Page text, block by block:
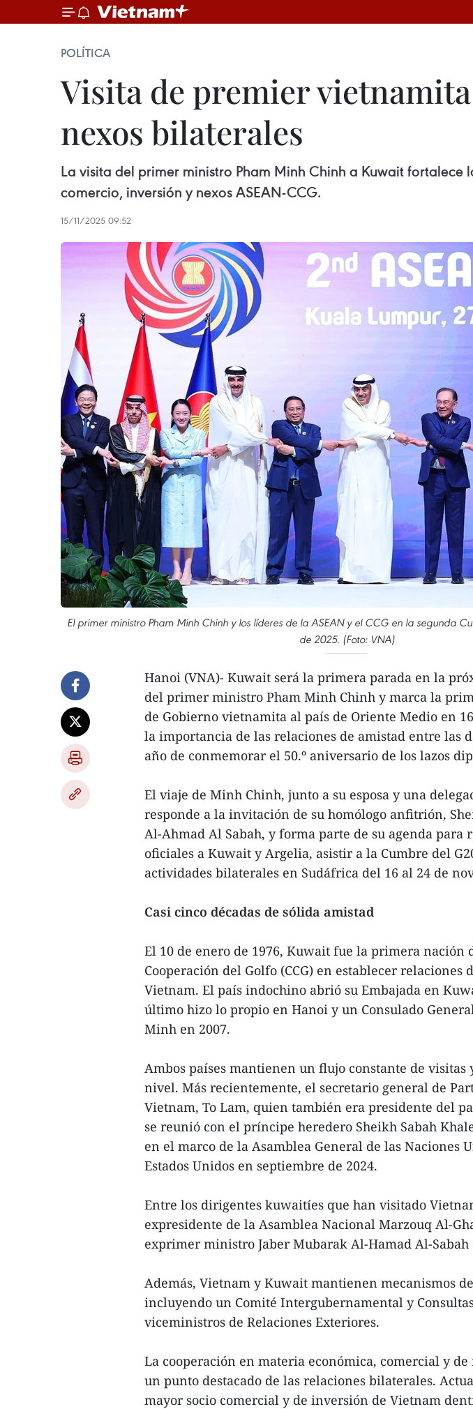
POLÍTICA
Visita de premier
nexos bilaterales
La visita del primer ministro Pham Minh Chinh a Kuwait
comercio, inversión y nexos ASEAN-CCG.
15/11/2025 09:52
El primer ministro Pham Minh Chinh y los líderes de la ASEAN y el CCG en la segunda
de 2025. (Foto: VNA)
Hanoi (VNA)- Kuwait será la primera parada en la
del primer ministro Pham Minh Chinh y marca la
de Gobierno vietnamita al país de Oriente Medio en
la importancia de las relaciones de amistad entre las
año de conmemorar el 50.º aniversario de los lazos
El viaje de Minh Chinh, junto a su esposa y una
responde a la invitación de su homólogo anfitrión,
Al-Ahmad Al Sabah, y forma parte de su agenda para
oficiales a Kuwait y Argelia, asistir a la Cumbre del
actividades bilaterales en Sudáfrica del 16 al 24 de
Casi cinco décadas de sólida amistad
El 10 de enero de 1976, Kuwait fue la primera nación
Cooperación del Golfo (CCG) en establecer relaciones
Vietnam. El país indochino abrió su Embajada en
último hizo lo propio en Hanoi y un Consulado
Minh en 2007.
Ambos países mantienen un flujo constante de visitas
nivel. Más recientemente, el secretario general de
Vietnam, To Lam, quien también era presidente del
se reunió con el príncipe heredero Sheikh Sabah
en el marco de la Asamblea General de las Naciones
Estados Unidos en septiembre de 2024.
Entre los dirigentes kuwaitíes que han visitado
expresidente de la Asamblea Nacional Marzouq Al-
exprimer ministro Jaber Mubarak Al-Hamad Al-Sabah
Además, Vietnam y Kuwait mantienen mecanismos
incluyendo un Comité Intergubernamental y
viceministros de Relaciones Exteriores.
La cooperación en materia económica, comercial y
un punto destacado de las relaciones bilaterales.
mayor socio comercial y de inversión de Vietnam